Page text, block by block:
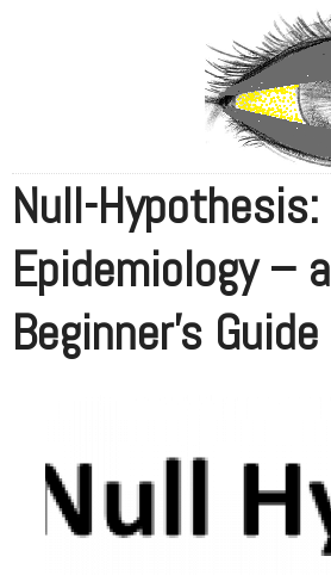
Null-Hypothesis:
Epidemiology – a
Beginner’s Guide